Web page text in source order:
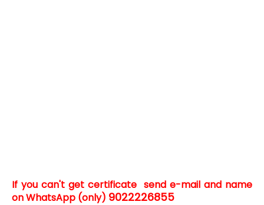
If you can't get certificate send e-mail and name
on WhatsApp (only) 9022226855